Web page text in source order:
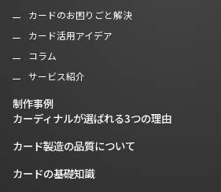
カードのお困りごと解決
カード活用アイデア
コラム
サービス紹介
制作事例
カーディナルが選ばれる3つの理由
カード製造の品質について
カードの基礎知識